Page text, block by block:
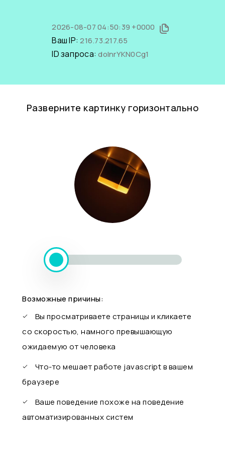
2026-08-07 04:50:39 +0000
Ваш IP:216.73.217.65
ID запроса:doInrYKN0Cg1
Разверните картинку горизонтально
Возможные причины:
Вы просматриваете страницы и кликаете
со скоростью, намного превышающую
ожидаемую от человека
Что-то мешает работе javascript в вашем
браузере
Ваше поведение похоже на поведение
автоматизированных систем